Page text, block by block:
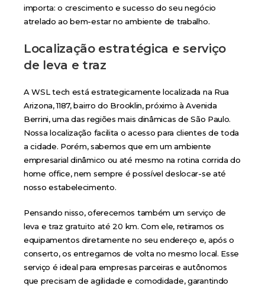
importa: o crescimento e sucesso do seu negócio
atrelado ao bem-estar no ambiente de trabalho.
Localização estratégica e serviço
de leva e traz
A WSL tech está estrategicamente localizada na Rua
Arizona, 1187, bairro do Brooklin, próximo à Avenida
Berrini, uma das regiões mais dinâmicas de São Paulo.
Nossa localização facilita o acesso para clientes de toda
a cidade. Porém, sabemos que em um ambiente
empresarial dinâmico ou até mesmo na rotina corrida do
home office, nem sempre é possível deslocar-se até
nosso estabelecimento.
Pensando nisso, oferecemos também um serviço de
leva e traz gratuito até 20 km. Com ele, retiramos os
equipamentos diretamente no seu endereço e, após o
conserto, os entregamos de volta no mesmo local. Esse
serviço é ideal para empresas parceiras e autônomos
que precisam de agilidade e comodidade, garantindo